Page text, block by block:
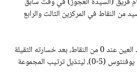
من النقاط في المركزين الثالث والرابع
بهذه النتيجة، يتجمد رصيد العين عند 0 من النقاط، بعد خسارته الثقيلة
في الجولة الأولى أيضًا أمام يوفنتوس (5-0)، ليتذيل ترتيب المجموعة